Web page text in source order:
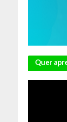
Quer